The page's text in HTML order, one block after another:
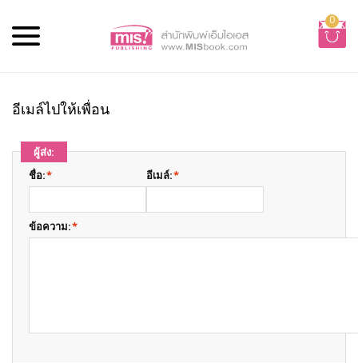
0
อีเมล์ไปให้เพื่อน
ผู้ส่ง:
*
ชื่อ: *
อีเมล์:
*
ข้อความ: